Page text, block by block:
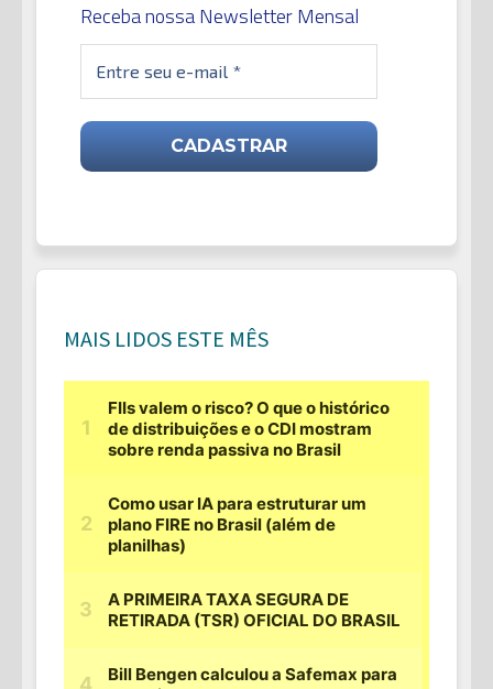
Receba nossa Newsletter Mensal
MAIS LIDOS ESTE MÊS